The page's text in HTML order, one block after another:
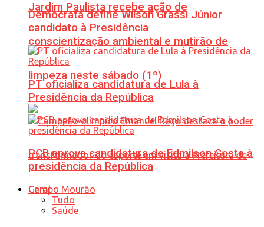
Jardim Paulista recebe ação de
conscientização ambiental e mutirão de
limpeza neste sábado (1º)
Democrata define Wilson Grassi Júnior
candidato à Presidência
PT oficializa candidatura de Lula à
Presidência da República
PCB aprova candidatura de Edmilson Costa à
presidência da República
Geral
Tudo
Saúde